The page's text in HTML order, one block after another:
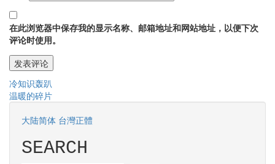
在此浏览器中保存我的显示名称、邮箱地址和网站地址，以便下次
评论时使用。
文
章
导
航
冷知识轰趴
温暖的碎片
大陆简体 台灣正體
SEARCH